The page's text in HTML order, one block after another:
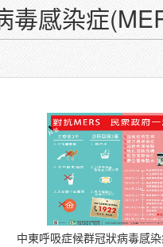
毒感染症
中東呼吸症候群冠狀病毒感